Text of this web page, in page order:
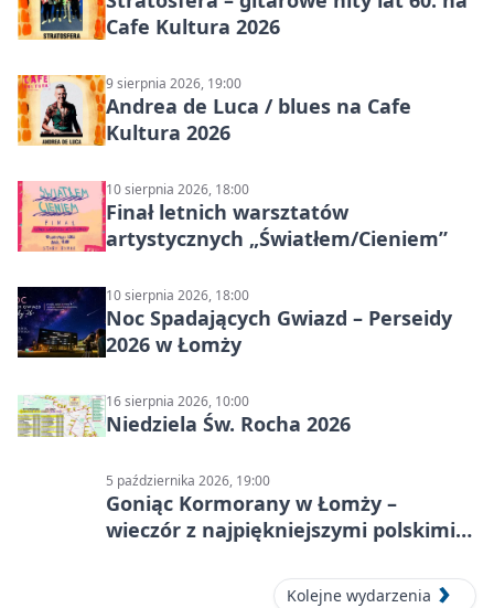
Cafe Kultura 2026
9 sierpnia 2026, 19:00
Andrea de Luca / blues na Cafe
Kultura 2026
10 sierpnia 2026, 18:00
Finał letnich warsztatów
artystycznych „Światłem/Cieniem”
10 sierpnia 2026, 18:00
Noc Spadających Gwiazd – Perseidy
2026 w Łomży
16 sierpnia 2026, 10:00
Niedziela Św. Rocha 2026
5 października 2026, 19:00
Goniąc Kormorany w Łomży –
wieczór z najpiękniejszymi polskimi
Kolejne wydarzenia